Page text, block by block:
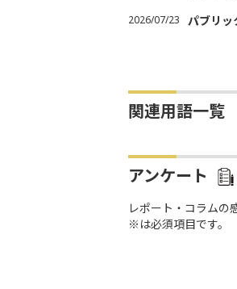
2026/07/23 パブリッ
関連用語一覧
アンケート
レポート・コラムの
※は必須項目です。